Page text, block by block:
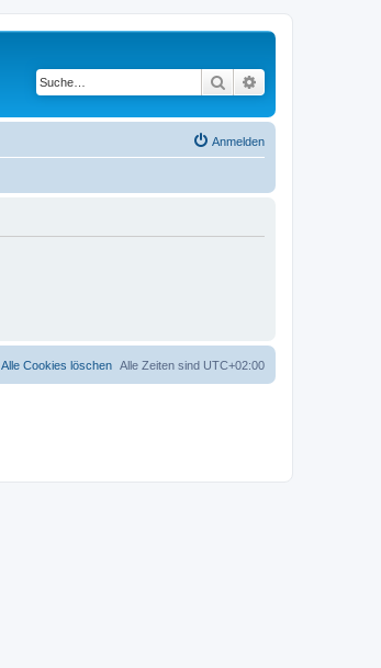
Suche
Anmelden
Alle Zeiten sind UTC+02:00
Alle Cookies löschen